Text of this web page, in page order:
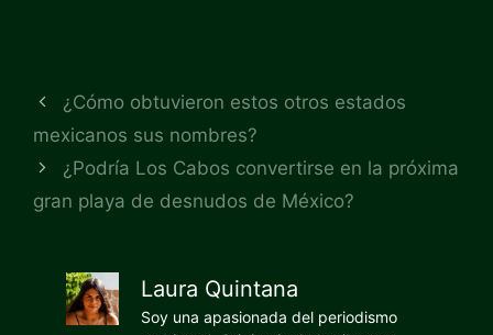
¿Cómo obtuvieron estos otros estados
mexicanos sus nombres?
¿Podría Los Cabos convertirse en la próxima
gran playa de desnudos de México?
Laura Quintana
Soy una apasionada del periodismo